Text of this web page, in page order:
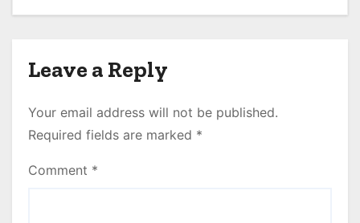
Leave a Reply
Your email address will not be published.
Required fields are marked *
Comment *